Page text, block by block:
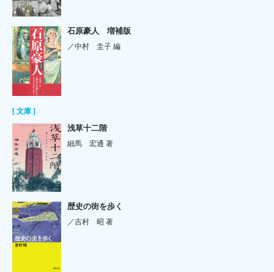
石原豪人 増補版
／中村 圭子 編
[ 文庫 ]
浅草十二階
細馬 宏通 著
歴史の街を歩く
／吉村 昭 著